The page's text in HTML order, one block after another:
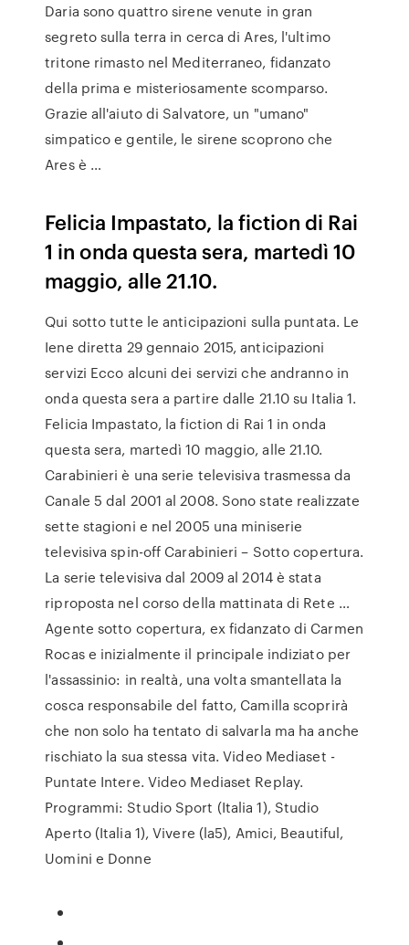
Daria sono quattro sirene venute in gran
segreto sulla terra in cerca di Ares, l'ultimo
tritone rimasto nel Mediterraneo, fidanzato
della prima e misteriosamente scomparso.
Grazie all'aiuto di Salvatore, un "umano"
simpatico e gentile, le sirene scoprono che
Ares è …
Felicia Impastato, la fiction di Rai
1 in onda questa sera, martedì 10
maggio, alle 21.10.
Qui sotto tutte le anticipazioni sulla puntata. Le
Iene diretta 29 gennaio 2015, anticipazioni
servizi Ecco alcuni dei servizi che andranno in
onda questa sera a partire dalle 21.10 su Italia 1.
Felicia Impastato, la fiction di Rai 1 in onda
questa sera, martedì 10 maggio, alle 21.10.
Carabinieri è una serie televisiva trasmessa da
Canale 5 dal 2001 al 2008. Sono state realizzate
sette stagioni e nel 2005 una miniserie
televisiva spin-off Carabinieri – Sotto copertura.
La serie televisiva dal 2009 al 2014 è stata
riproposta nel corso della mattinata di Rete …
Agente sotto copertura, ex fidanzato di Carmen
Rocas e inizialmente il principale indiziato per
l'assassinio: in realtà, una volta smantellata la
cosca responsabile del fatto, Camilla scoprirà
che non solo ha tentato di salvarla ma ha anche
rischiato la sua stessa vita. Video Mediaset -
Puntate Intere. Video Mediaset Replay.
Programmi: Studio Sport (Italia 1), Studio
Aperto (Italia 1), Vivere (la5), Amici, Beautiful,
Uomini e Donne